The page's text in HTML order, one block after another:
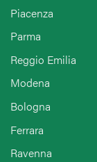
Piacenza
Parma
Reggio Emilia
Modena
Bologna
Ferrara
Ravenna